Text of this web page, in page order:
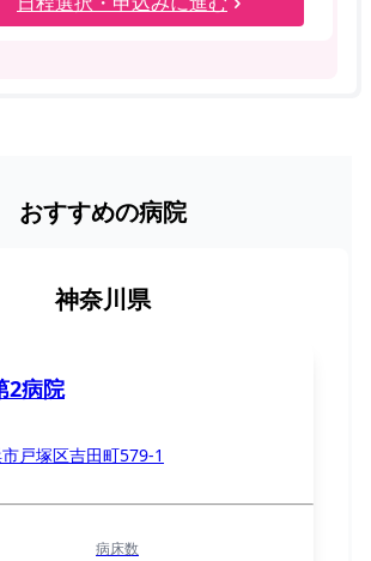
おすすめの病院
神奈川県
2病院
戸塚区吉田町579-1
病床数